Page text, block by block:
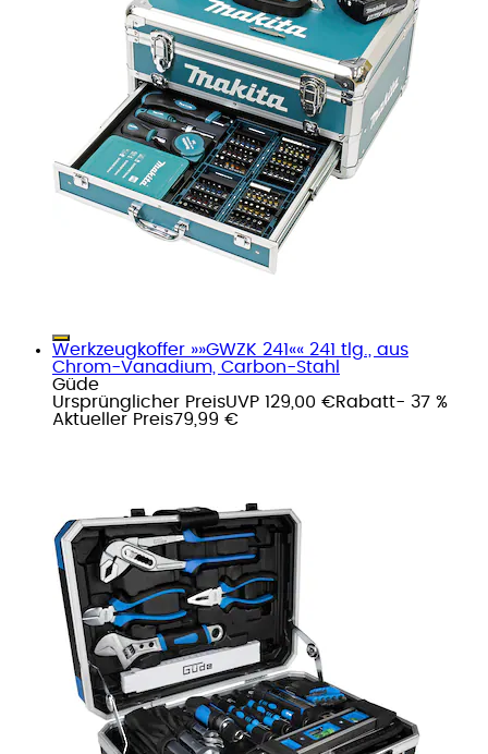
Werkzeugkoffer »»GWZK 241«« 241 tlg., aus
Chrom-Vanadium, Carbon-Stahl
Güde
Ursprünglicher PreisUVP 129,00 €Rabatt- 37 %
Aktueller Preis79,99 €